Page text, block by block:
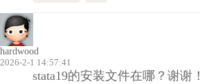
hardwood
2026-2-1 14:57:41
stata19的安装文件在哪？谢谢！